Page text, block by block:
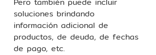
soluciones brindando
información adicional de
productos, de deuda, de fechas
de pago, etc.